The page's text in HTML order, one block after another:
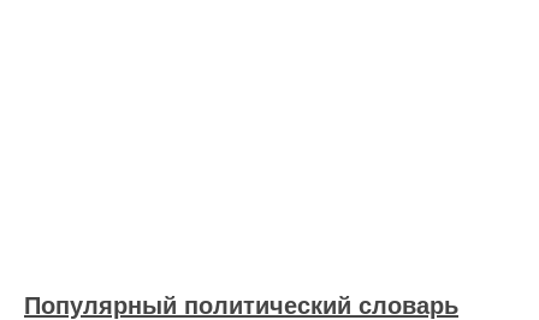
Популярный политический словарь